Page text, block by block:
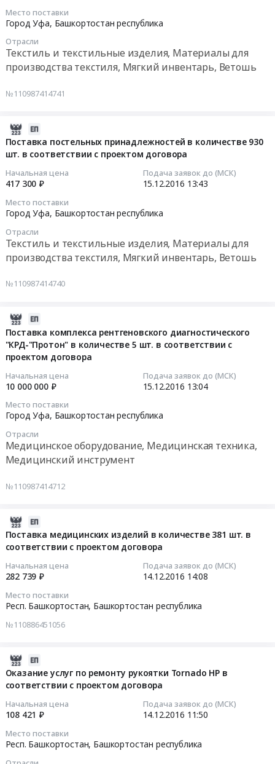
Место поставки
Город Уфа, Башкортостан республика
Отрасли
Текстиль и текстильные изделия, Материалы для
производства текстиля, Мягкий инвентарь, Ветошь
№110987414741
Поставка постельных принадлежностей в количестве 930
шт. в соответствии с проектом договора
Начальная цена
417 300 ₽
Подача заявок до (МСК)
15.12.2016 13:43
Место поставки
Город Уфа, Башкортостан республика
Отрасли
Текстиль и текстильные изделия, Материалы для
производства текстиля, Мягкий инвентарь, Ветошь
№110987414740
Поставка комплекса рентгеновского диагностического
"КРД-"Протон" в количестве 5 шт. в соответствии с
проектом договора
Начальная цена
10 000 000 ₽
Подача заявок до (МСК)
15.12.2016 13:04
Место поставки
Город Уфа, Башкортостан республика
Отрасли
Медицинское оборудование, Медицинская техника,
Медицинский инструмент
№110987414712
Поставка медицинских изделий в количестве 381 шт. в
соответствии с проектом договора
Начальная цена
282 739 ₽
Подача заявок до (МСК)
14.12.2016 14:08
Место поставки
Респ. Башкортостан, Башкортостан республика
№110886451056
Оказание услуг по ремонту рукоятки Tornado HP в
соответствии с проектом договора
Начальная цена
108 421 ₽
Подача заявок до (МСК)
14.12.2016 11:50
Место поставки
Респ. Башкортостан, Башкортостан республика